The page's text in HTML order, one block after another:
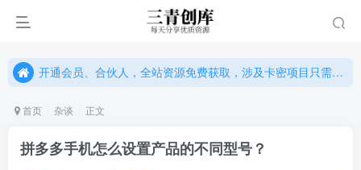
开通会员、合伙人，全站资源免费获取，涉及卡密项目只需单独购卡密（位置：网站右下悬浮按钮）
开通会员、合伙人，全站资源免费获取，涉及卡密项目只需单独购卡密（位置：网站右下悬浮按钮）
首页 杂谈 正文
拼多多手机怎么设置产品的不同型号？